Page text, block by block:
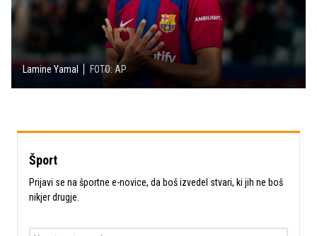
Lamine Yamal FOTO: AP
Šport
Prijavi se na športne e-novice, da boš izvedel stvari, ki jih ne boš
nikjer drugje.